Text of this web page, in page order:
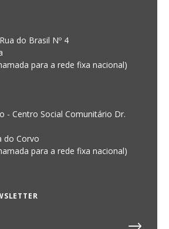
do Brasil Nº 4
para a rede fixa nacional)
- Centro Social Comunitário Dr.
do Corvo
para a rede fixa nacional)